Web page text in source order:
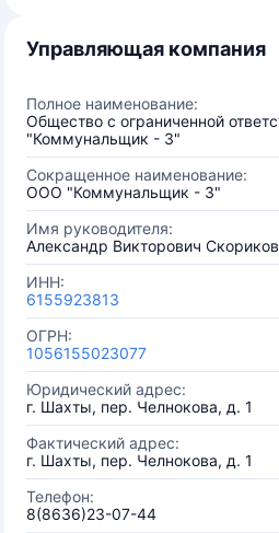
Управляющая компания
Полное наименование:
Общество с ограниченной
"Коммунальщик - 3"
Сокращенное наименование:
ООО "Коммунальщик - 3"
Имя руководителя:
Александр Викторович Скориков
ИНН:
6155923813
ОГРН:
1056155023077
Юридический адрес:
г. Шахты, пер. Челнокова, д. 1
Фактический адрес:
г. Шахты, пер. Челнокова, д. 1
Телефон:
8(8636)23-07-44